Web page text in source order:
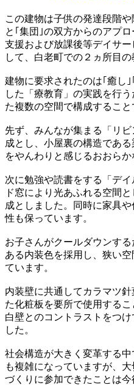
この建物は子供の発達段階や
と ｢集団｣の双方からのアプ
支援および放課後等デイサ
して、白老町での２ヵ所目の
建物に要求されたのは｢癒し｣
した「療教育」の実践を行
た複数の空間で構成すること
先ず、みんなが集まる「リ
成とし、小屋裏の構造であ
をやんわりと感じるおおらか
次に勉強や読書をする「デ
ド窓により光あふれる空間
成としました。同時に家具
性も保っています。
お子さんがクールダウンす
ある内装色を採用し、狭い
ています。
内装壁に共通してカラマツ
た化粧板を要所で使用するこ
白壁とのコントラストをつ
した。
社会構造が大きく変革する
も複雑になっていますが、
づくりに参加できたことは今